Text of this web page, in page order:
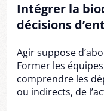
Intégrer la
décisions
Agir suppose
Former les
comprendre les
ou indirects, de